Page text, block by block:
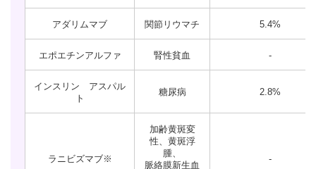
アダリムマブ 関節リウマチ 5.4%
エポエチンアルファ 腎性貧血 -
インスリン アスパル
ト
糖尿病 2.8%
ラニビズマブ※
加齢黄斑変
性、黄斑浮
腫、
脈絡膜新生血
-